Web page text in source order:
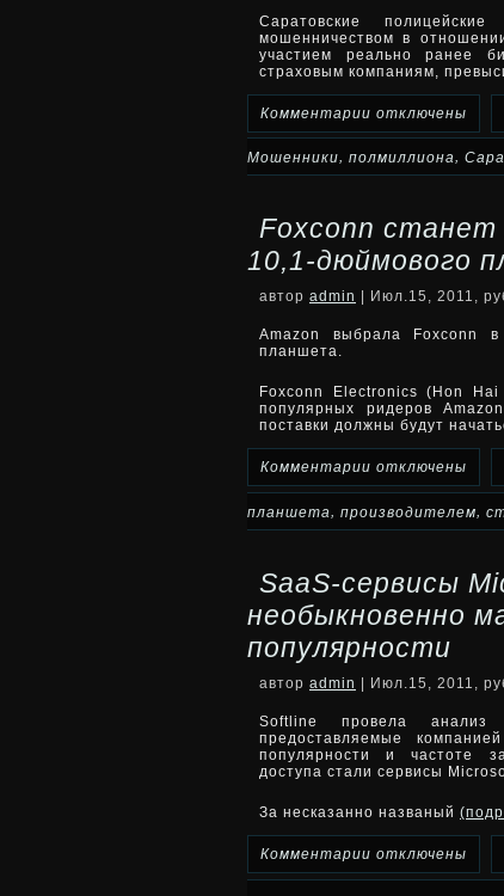
знаки
на
солнечных
батареях
Саратовские
мошенничеством в
участием реально ранее
страховым компаниям,
Комментарии к
записи
Саратове
мошенники,
полмиллиона
инсценировках
отключены
Мошенники, полмиллиона,
Foxconn
10,1-дюймового
автор admin | Июл.15, 2011,
Amazon выбрала Foxconn в
планшета.
Foxconn Electronics (Hon
популярных ридеров
поставки должны будут
Комментарии к
записи
станет
производителем
мощного
10,1-
дюймового
планшета
Amazon
отключены
планшета, производителем,
SaaS-сервисы
необыкновенно
популярности
автор admin | Июл.15, 2011,
Softline провела анализ
предоставляемые
популярности и частоте
доступа стали сервисы
За несказанно названый
Комментарии котключены